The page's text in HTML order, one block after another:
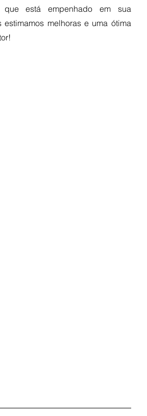
está empenhado em sua
estimamos melhoras e uma ótima